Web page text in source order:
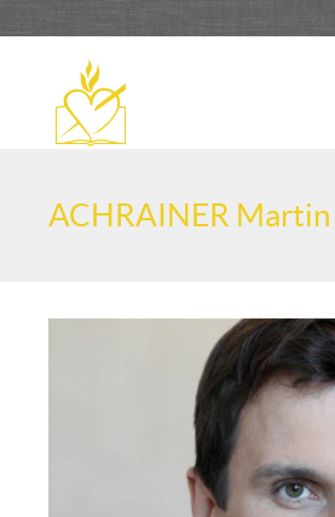
ACHRAINER Martin